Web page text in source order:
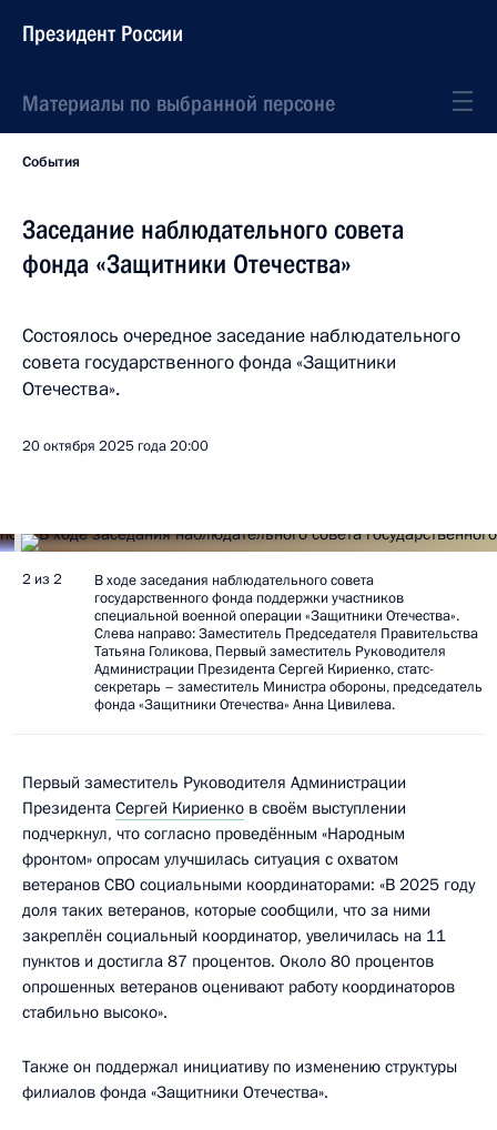
Президент России
Материалы по выбранной персоне
События
Заседание наблюдательного совета
фонда «Защитники Отечества»
Состоялось очередное заседание наблюдательного
совета государственного фонда «Защитники
Отечества».
20 октября 2025 года20:00
2 из 2
В ходе заседания наблюдательного совета
государственного фонда поддержки участников
специальной военной операции «Защитники Отечества».
Слева направо: Заместитель Председателя Правительства
Татьяна Голикова, Первый заместитель Руководителя
Администрации Президента Сергей Кириенко, статс-
секретарь – заместитель Министра обороны, председатель
фонда «Защитники Отечества» Анна Цивилева.
Первый заместитель Руководителя Администрации
Президента Сергей Кириенко в своём выступлении
подчеркнул, что согласно проведённым «Народным
фронтом» опросам улучшилась ситуация с охватом
ветеранов СВО социальными координаторами: «В 2025 году
доля таких ветеранов, которые сообщили, что за ними
закреплён социальный координатор, увеличилась на 11
пунктов и достигла 87 процентов. Около 80 процентов
опрошенных ветеранов оценивают работу координаторов
стабильно высоко».
Также он поддержал инициативу по изменению структуры
филиалов фонда «Защитники Отечества».